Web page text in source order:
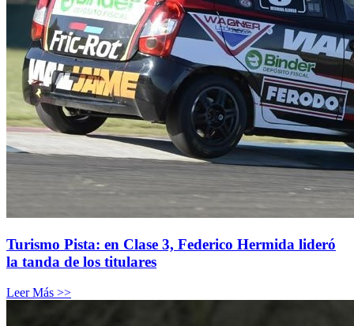
Turismo Pista: en Clase 3, Federico Hermida lideró
la tanda de los titulares
Leer Más >>